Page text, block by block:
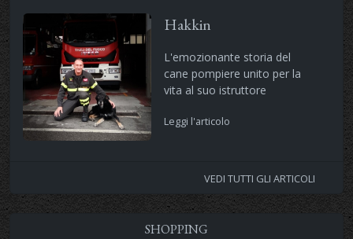
Hakkin
L'emozionante storia del
cane pompiere unito per la
vita al suo istruttore
Leggi l'articolo
VEDI TUTTI GLI ARTICOLI
SHOPPING